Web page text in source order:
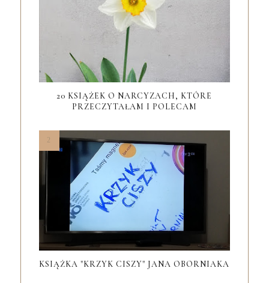
20 KSIĄŻEK O NARCYZACH, KTÓRE
PRZECZYTAŁAM I POLECAM
KSIĄŻKA "KRZYK CISZY" JANA OBORNIAKA